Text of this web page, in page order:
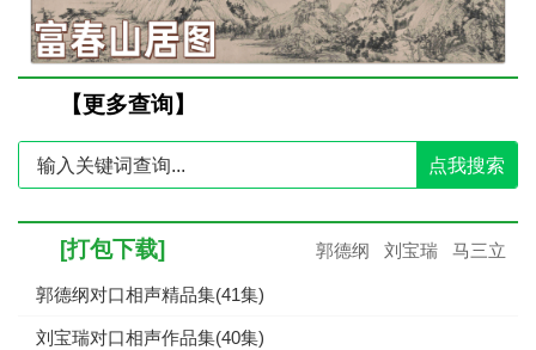
【更多查询】
点我搜索
[打包下载] 郭德纲 刘宝瑞 马三立
郭德纲对口相声精品集(41集)
刘宝瑞对口相声作品集(40集)